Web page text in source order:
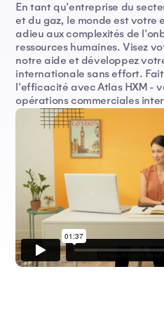
En tant qu'entreprise du
et du gaz, le monde est votre
adieu aux complexités de
ressources humaines. Visez
notre aide et développez
internationale sans effort.
l'efficacité avec Atlas HXM -
opérations commerciales